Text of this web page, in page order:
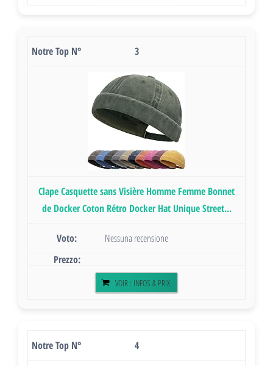
3
Clape Casquette sans Visière Homme Femme Bonnet
de Docker Coton Rétro Docker Hat Unique Street...
Nessuna recensione
VOIR : INFOS & PRIX
4